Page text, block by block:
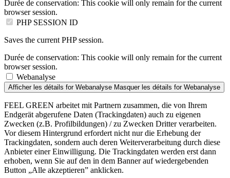
Durée de conservation: This cookie will only remain for the current
browser session.
PHP SESSION ID
Saves the current PHP session.
Durée de conservation: This cookie will only remain for the current
browser session.
Webanalyse
Afficher les détails for Webanalyse Masquer les détails for Webanalyse
FEEL GREEN arbeitet mit Partnern zusammen, die von Ihrem
Endgerät abgerufene Daten (Trackingdaten) auch zu eigenen
Zwecken (z.B. Profilbildungen) / zu Zwecken Dritter verarbeiten.
Vor diesem Hintergrund erfordert nicht nur die Erhebung der
Trackingdaten, sondern auch deren Weiterverarbeitung durch diese
Anbieter einer Einwilligung. Die Trackingdaten werden erst dann
erhoben, wenn Sie auf den in dem Banner auf wiedergebenden
Button „Alle akzeptieren” anklicken.